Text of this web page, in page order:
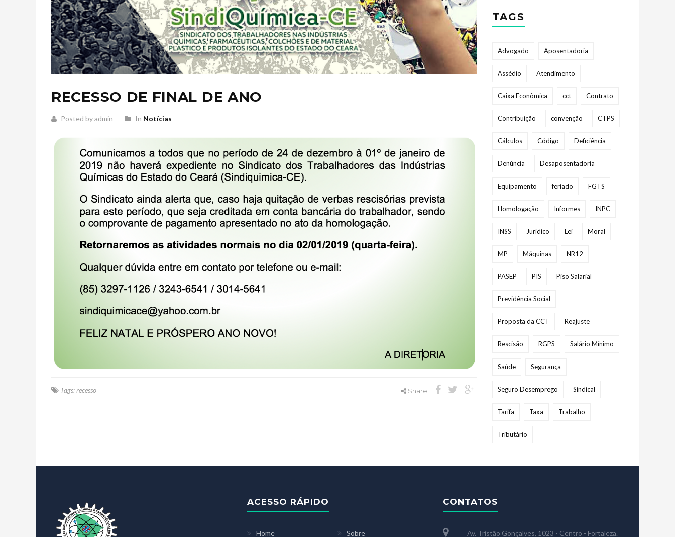
RECESSO DE FINAL DE ANO
Posted by admin In Notícias
Tags:recesso Share:
TAGS
Advogado Aposentadoria
Assédio Atendimento
Caixa Econômica cct Contrato
Contribuição convenção CTPS
Cálculos Código Deficiência
Denúncia Desaposentadoria
Equipamento feriado FGTS
Homologação Informes INPC
INSS Jurídico Lei Moral
MP Máquinas NR12
PASEP PIS Piso Salarial
Previdência Social
Proposta da CCT Reajuste
Rescisão RGPS Salário Mínimo
Saúde Segurança
Seguro Desemprego Sindical
Tarifa Taxa Trabalho
Tributário
ACESSO RÁPIDO
Home Sobre
CONTATOS
Av. Tristão Gonçalves, 1023 - Centro - Fortaleza.